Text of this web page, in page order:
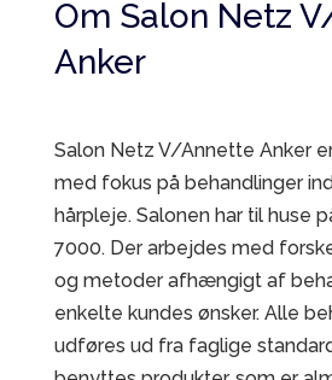
Om Salon Netz
Anker
Salon Netz V/Annette Anker
med fokus på behandlinger
hårpleje. Salonen har til huse
7000. Der arbejdes med
og metoder afhængigt af
enkelte kundes ønsker. Alle
udføres ud fra faglige